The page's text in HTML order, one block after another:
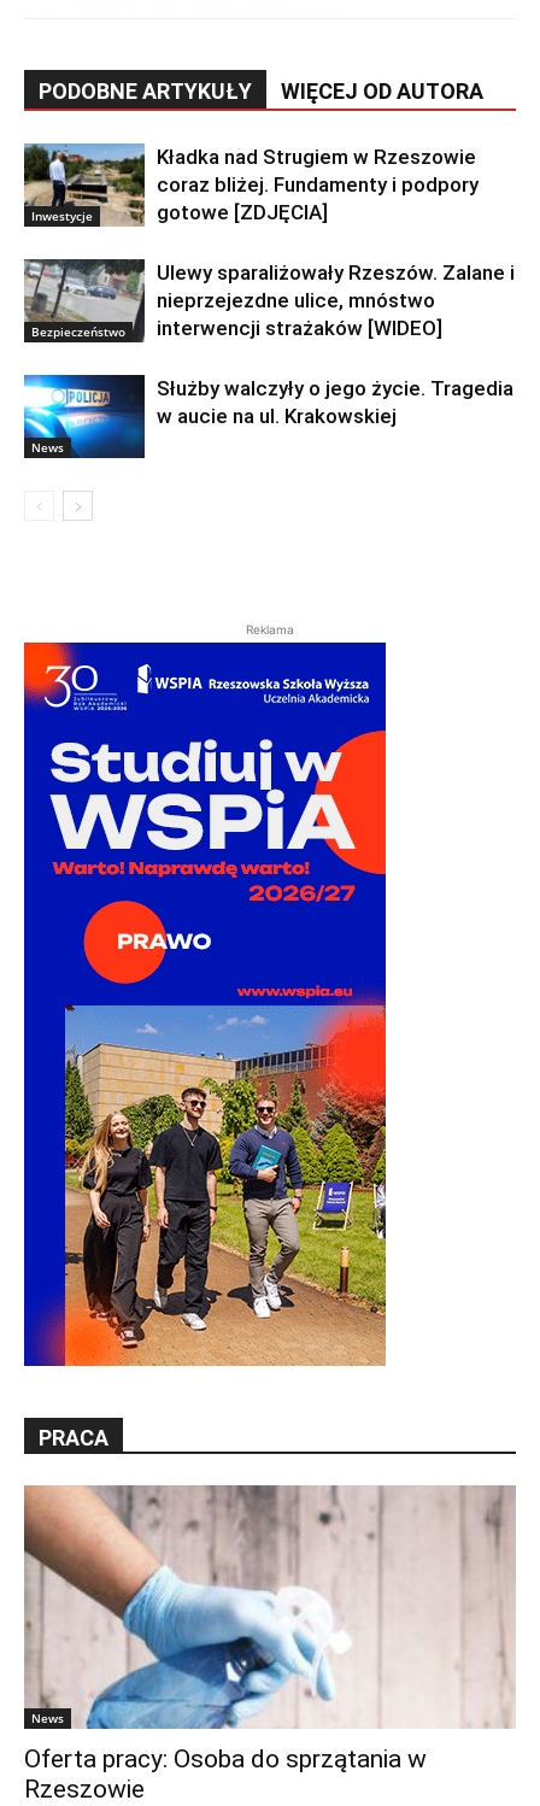
PODOBNE ARTYKUŁY WIĘCEJ OD AUTORA
Inwestycje
Kładka nad Strugiem w Rzeszowie
coraz bliżej. Fundamenty i podpory
gotowe [ZDJĘCIA]
Bezpieczeństwo
Ulewy sparaliżowały Rzeszów. Zalane i
nieprzejezdne ulice, mnóstwo
interwencji strażaków [WIDEO]
News
Służby walczyły o jego życie. Tragedia
w aucie na ul. Krakowskiej
Reklama
PRACA
News
Oferta pracy: Osoba do sprzątania w
Rzeszowie